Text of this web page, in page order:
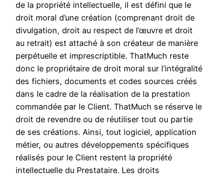
de la propriété intellectuelle, il est défini que le
droit moral d’une création (comprenant droit de
divulgation, droit au respect de l’œuvre et droit
au retrait) est attaché à son créateur de manière
perpétuelle et imprescriptible. ThatMuch reste
donc le propriétaire de droit moral sur l’intégralité
des fichiers, documents et codes sources créés
dans le cadre de la réalisation de la prestation
commandée par le Client. ThatMuch se réserve le
droit de revendre ou de réutiliser tout ou partie
de ses créations. Ainsi, tout logiciel, application
métier, ou autres développements spécifiques
réalisés pour le Client restent la propriété
intellectuelle du Prestataire. Les droits